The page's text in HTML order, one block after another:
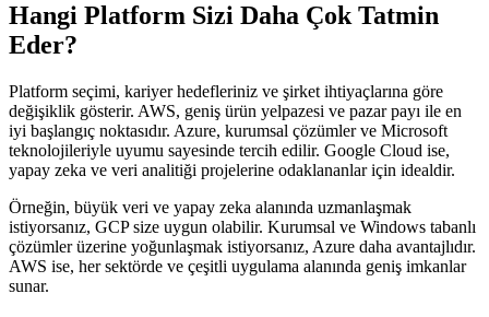
Hangi Platform Sizi Daha Çok Tatmin
Eder?
Platform seçimi, kariyer hedefleriniz ve şirket ihtiyaçlarına göre
değişiklik gösterir. AWS, geniş ürün yelpazesi ve pazar payı ile en
iyi başlangıç noktasıdır. Azure, kurumsal çözümler ve Microsoft
teknolojileriyle uyumu sayesinde tercih edilir. Google Cloud ise,
yapay zeka ve veri analitiği projelerine odaklananlar için idealdir.
Örneğin, büyük veri ve yapay zeka alanında uzmanlaşmak
istiyorsanız, GCP size uygun olabilir. Kurumsal ve Windows tabanlı
çözümler üzerine yoğunlaşmak istiyorsanız, Azure daha avantajlıdır.
AWS ise, her sektörde ve çeşitli uygulama alanında geniş imkanlar
sunar.